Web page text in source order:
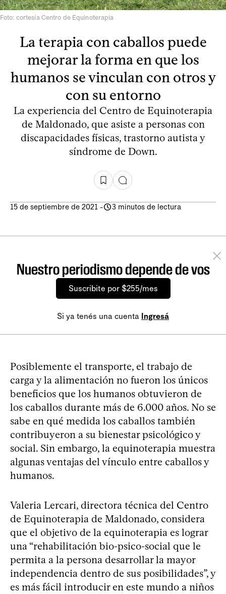
Foto: cortesía Centro de Equinoterapia
La terapia con caballos puede
mejorar la forma en que los
humanos se vinculan con otros y
con su entorno
La experiencia del Centro de Equinoterapia
de Maldonado, que asiste a personas con
discapacidades físicas, trastorno autista y
síndrome de Down.
15 de septiembre de 2021 - 3 minutos de lectura
Nuestro periodismo depende de vos
Suscribite por $255/mes
Si ya tenés una cuenta Ingresá
Posiblemente el transporte, el trabajo de
carga y la alimentación no fueron los únicos
beneficios que los humanos obtuvieron de
los caballos durante más de 6.000 años. No se
sabe en qué medida los caballos también
contribuyeron a su bienestar psicológico y
social. Sin embargo, la equinoterapia muestra
algunas ventajas del vínculo entre caballos y
humanos.
Valeria Lercari, directora técnica del Centro
de Equinoterapia de Maldonado, considera
que el objetivo de la equinoterapia es lograr
una “rehabilitación bio-psico-social que le
permita a la persona desarrollar la mayor
independencia dentro de sus posibilidades”, y
es más fácil introducir en este mundo a niños